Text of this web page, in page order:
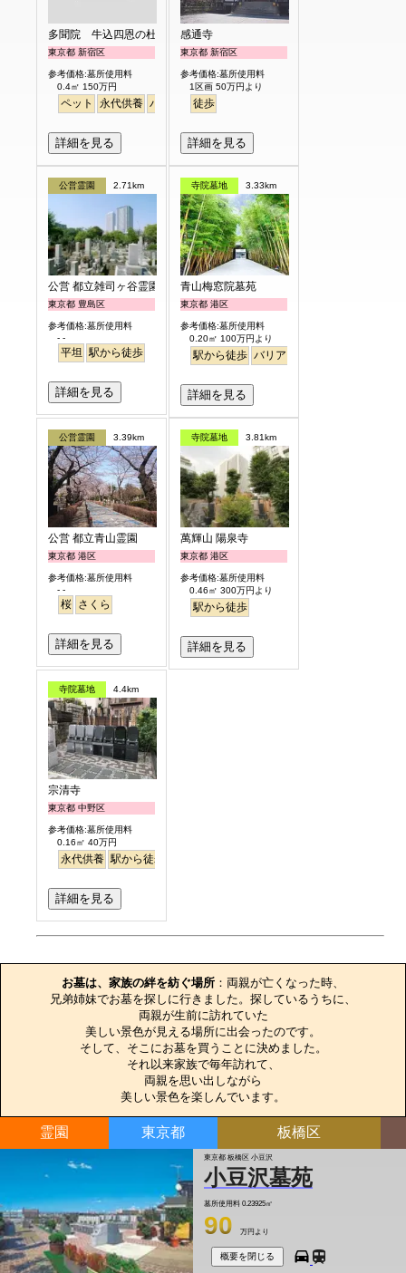
多聞院 牛込四恩の杜
東京都 新宿区
参考価格:墓所使用料
0.4㎡ 150万円
ペット 永代供養 バリアフリー
詳細を見る
感通寺
東京都 新宿区
参考価格:墓所使用料
1区画 50万円より
徒歩
詳細を見る
公営霊園 2.71km
公営 都立雑司ヶ谷霊園
東京都 豊島区
参考価格:墓所使用料
- -
平坦 駅から徒歩
詳細を見る
寺院墓地 3.33km
青山梅窓院墓苑
東京都 港区
参考価格:墓所使用料
0.20㎡ 100万円より
駅から徒歩 バリアフリー
詳細を見る
公営霊園 3.39km
公営 都立青山霊園
東京都 港区
参考価格:墓所使用料
- -
桜 さくら
詳細を見る
寺院墓地 3.81km
萬輝山 陽泉寺
東京都 港区
参考価格:墓所使用料
0.46㎡ 300万円より
駅から徒歩
詳細を見る
寺院墓地 4.4km
宗清寺
東京都 中野区
参考価格:墓所使用料
0.16㎡ 40万円
永代供養 駅から徒歩
詳細を見る
お墓は、家族の絆を紡ぐ場所 ：両親が亡くなった時、
兄弟姉妹でお墓を探しに行きました。探しているうちに、
両親が生前に訪れていた
美しい景色が見える場所に出会ったのです。
そして、そこにお墓を買うことに決めました。
それ以来家族で毎年訪れて、
両親を思い出しながら
美しい景色を楽しんでいます。
霊園 東京都 板橋区
東京都 板橋区 小豆沢
小豆沢墓苑
墓所使用料 0.23925㎡
90 万円より
概要を閉じる